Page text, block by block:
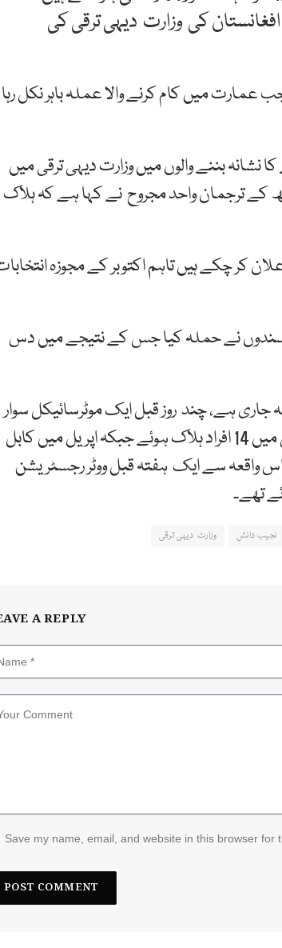
کی وزارت دیہی ترقی کی
میں کام کرنے والا عملہ باہر نکل رہا
بننے والوں میں وزارت دیہی ترقی میں
کے ترجمان واحد مجروح نے کہا ہے کہ ہلاک
کر چکے ہیں تاہم اکتوبر کے مجوزہ
پسندوں نے حملہ کیا جس کے نتیجے میں دس
ہے، چند روز قبل ایک موٹرسائیکل سوار
حملہ آور نے علما کے ایک اجتماع میں خود کش حملہ کیا تھا جس میں 14 افراد ہلاک ہوئے جبکہ اپریل میں کابل
26 افراد ہلاک ہوئے تھے، اس واقعہ سے ایک ہفتہ قبل ووٹر رجسٹریشن
نجیب دانش وزارت دیہی ترقی
A REPLY
Save my name, email, and website in this browser for